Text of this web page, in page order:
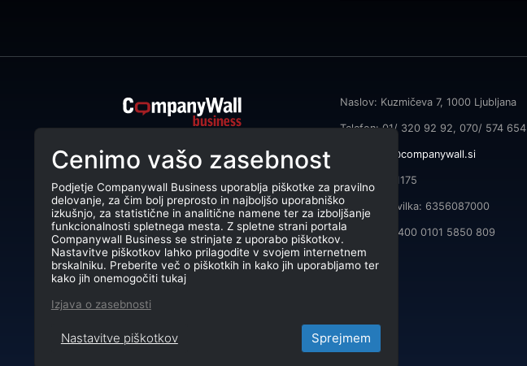
podjetjem pomaga izboljšati
poslovanje z iskanjem in povezovanjem
strank.
CompanyWall Business © 2026
Naslov: Kuzmičeva 7, 1000 Ljubljana
Telefon: 01/ 320 92 92, 070/ 574 654
info@companywall.si
DŠ: SI55591175
Matična številka: 6356087000
TRR: SI56 3400 0101 5850 809
Cenimo vašo zasebnost
Podjetje Companywall Business uporablja piškotke za pravilno
delovanje, za čim bolj preprosto in najboljšo uporabniško
izkušnjo, za statistične in analitične namene ter za izboljšanje
funkcionalnosti spletnega mesta. Z spletne strani portala
Companywall Business se strinjate z uporabo piškotkov.
Nastavitve piškotkov lahko prilagodite v svojem internetnem
brskalniku. Preberite več o piškotkih in kako jih uporabljamo ter
kako jih onemogočiti tukaj
Izjava o zasebnosti
Nastavitve piškotkov Sprejmem